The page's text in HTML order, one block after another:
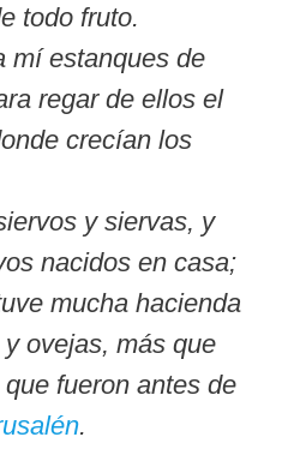
todo fruto.
mí estanques de
regar de ellos el
crecían los
y siervas, y
nacidos en casa;
mucha hacienda
ovejas, más que
fueron antes de
.